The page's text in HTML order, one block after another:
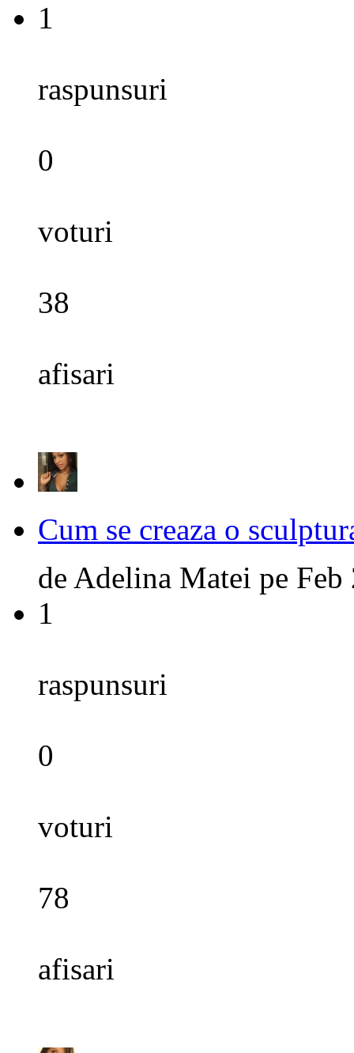
1
raspunsuri
0
voturi
38
afisari
Cum se creaza o
de Adelina Matei pe Feb
1
raspunsuri
0
voturi
78
afisari